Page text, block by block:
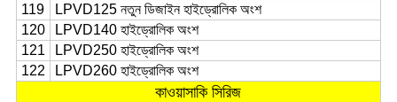
119
LPVD125 নতুন ডিজাইন হাইড্রোলিক অংশ
120
LPVD140 হাইড্রোলিক অংশ
121
LPVD250 হাইড্রোলিক অংশ
122
LPVD260 হাইড্রোলিক অংশ
কাওয়াসাকি সিরিজ